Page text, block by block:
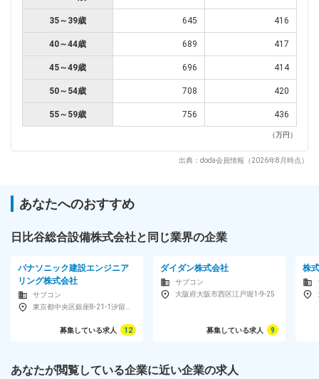
35～39歳 645 416
40～44歳 689 417
45～49歳 696 414
50～54歳 708 420
55～59歳 756 436
（万円）
出典：doda会員情報（2026年8月時点）
あなたへのおすすめ
日比谷総合設備株式会社と同じ業界の企業
パナソニック建設エンジニア
リング株式会社
サブコン
募集している求人 12
ダイダン株式会社
サブコン
大阪府大阪市西区江戸堀1-9-25
募集している求人 9
株
あなたが閲覧している企業に近い企業の求人